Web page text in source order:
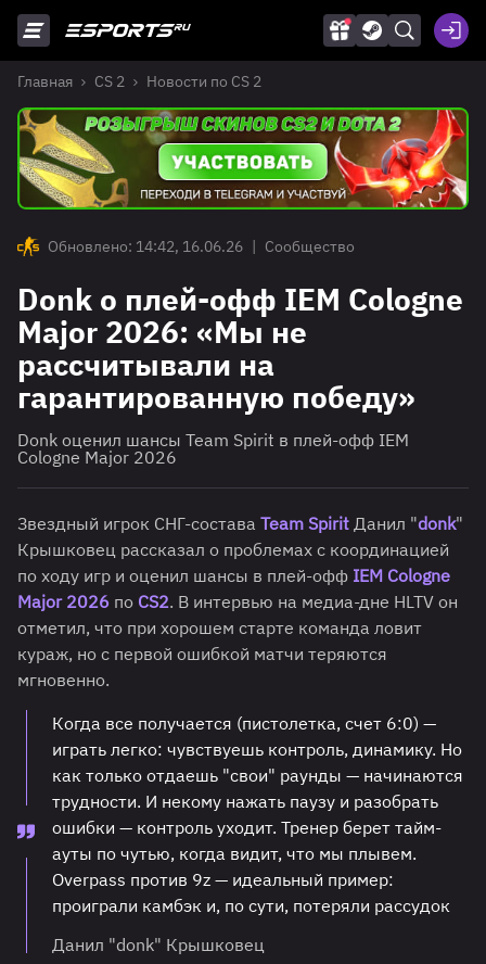
Главная CS 2 Новости по CS 2
Обновлено: 14:42, 16.06.26 | Сообщество
Donk о плей-офф IEM Cologne
Major 2026: «Мы не
рассчитывали на
гарантированную победу»
Donk оценил шансы Team Spirit в плей-офф IEM
Cologne Major 2026
Звездный игрок СНГ-состава Team Spirit Данил "donk"
Крышковец рассказал о проблемах с координацией
по ходу игр и оценил шансы в плей-офф IEM Cologne
Major 2026 по CS2. В интервью на медиа-дне HLTV он
отметил, что при хорошем старте команда ловит
кураж, но с первой ошибкой матчи теряются
мгновенно.
Когда все получается (пистолетка, счет 6:0) —
играть легко: чувствуешь контроль, динамику. Но
как только отдаешь "свои" раунды — начинаются
трудности. И некому нажать паузу и разобрать
ошибки — контроль уходит. Тренер берет тайм-
ауты по чутью, когда видит, что мы плывем.
Overpass против 9z — идеальный пример:
проиграли камбэк и, по сути, потеряли рассудок
Данил "donk" Крышковец